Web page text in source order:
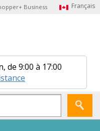
Business
de 9:00 à 17:00